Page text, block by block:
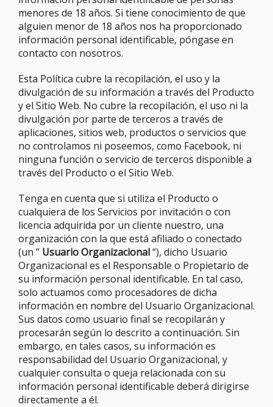
menores de 18 años. Si tiene conocimiento de que
alguien menor de 18 años nos ha proporcionado
información personal identificable, póngase en
contacto con nosotros.
Esta Política cubre la recopilación, el uso y la
divulgación de su información a través del Producto
y el Sitio Web. No cubre la recopilación, el uso ni la
divulgación por parte de terceros a través de
aplicaciones, sitios web, productos o servicios que
no controlamos ni poseemos, como Facebook, ni
ninguna función o servicio de terceros disponible a
través del Producto o el Sitio Web.
Tenga en cuenta que si utiliza el Producto o
cualquiera de los Servicios por invitación o con
licencia adquirida por un cliente nuestro, una
organización con la que está afiliado o conectado
(un ” Usuario Organizacional“), dicho Usuario
Organizacional es el Responsable o Propietario de
su información personal identificable. En tal caso,
solo actuamos como procesadores de dicha
información en nombre del Usuario Organizacional.
Sus datos como usuario final se recopilarán y
procesarán según lo descrito a continuación. Sin
embargo, en tales casos, su información es
responsabilidad del Usuario Organizacional, y
cualquier consulta o queja relacionada con su
información personal identificable deberá dirigirse
directamente a él.